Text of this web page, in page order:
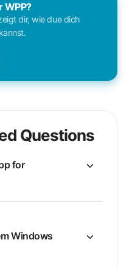
WPP?
dir, wie due dich
Questions
for
Windows